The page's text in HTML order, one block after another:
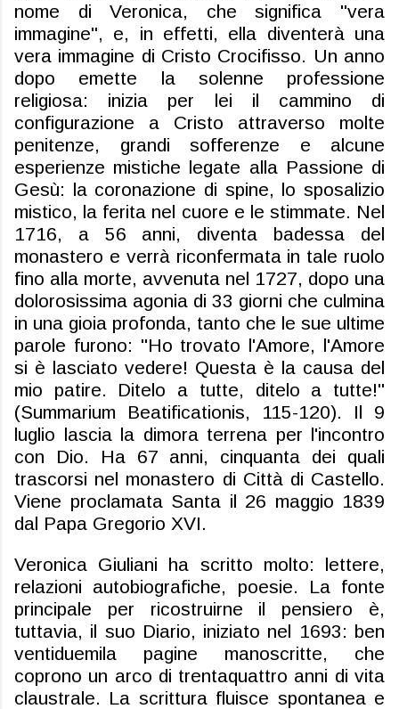
nome di Veronica, che significa "vera
immagine", e, in effetti, ella diventerà una
vera immagine di Cristo Crocifisso. Un anno
dopo emette la solenne professione
religiosa: inizia per lei il cammino di
configurazione a Cristo attraverso molte
penitenze, grandi sofferenze e alcune
esperienze mistiche legate alla Passione di
Gesù: la coronazione di spine, lo sposalizio
mistico, la ferita nel cuore e le stimmate. Nel
1716, a 56 anni, diventa badessa del
monastero e verrà riconfermata in tale ruolo
fino alla morte, avvenuta nel 1727, dopo una
dolorosissima agonia di 33 giorni che culmina
in una gioia profonda, tanto che le sue ultime
parole furono: "Ho trovato l'Amore, l'Amore
si è lasciato vedere! Questa è la causa del
mio patire. Ditelo a tutte, ditelo a tutte!"
(Summarium Beatificationis, 115-120). Il 9
luglio lascia la dimora terrena per l'incontro
con Dio. Ha 67 anni, cinquanta dei quali
trascorsi nel monastero di Città di Castello.
Viene proclamata Santa il 26 maggio 1839
dal Papa Gregorio XVI.
Veronica Giuliani ha scritto molto: lettere,
relazioni autobiografiche, poesie. La fonte
principale per ricostruirne il pensiero è,
tuttavia, il suo Diario, iniziato nel 1693: ben
ventiduemila pagine manoscritte, che
coprono un arco di trentaquattro anni di vita
claustrale. La scrittura fluisce spontanea e